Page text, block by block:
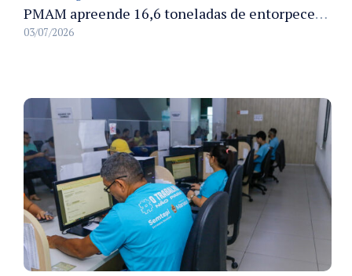
PMAM apreende 16,6 toneladas de entorpecentes e registra aumento nas prisões em flagrante e nas capturas de foragidos no primeiro semestre de 2026
03/07/2026